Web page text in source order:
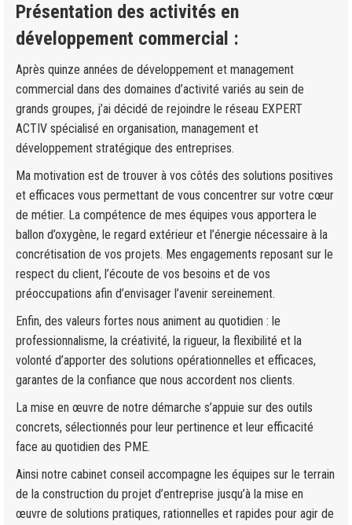
Présentation des activités en
développement commercial :
Après quinze années de développement et management
commercial dans des domaines d’activité variés au sein de
grands groupes, j’ai décidé de rejoindre le réseau EXPERT
ACTIV spécialisé en organisation, management et
développement stratégique des entreprises.
Ma motivation est de trouver à vos côtés des solutions positives
et efficaces vous permettant de vous concentrer sur votre cœur
de métier. La compétence de mes équipes vous apportera le
ballon d’oxygène, le regard extérieur et l’énergie nécessaire à la
concrétisation de vos projets. Mes engagements reposant sur le
respect du client, l’écoute de vos besoins et de vos
préoccupations afin d’envisager l’avenir sereinement.
Enfin, des valeurs fortes nous animent au quotidien : le
professionnalisme, la créativité, la rigueur, la flexibilité et la
volonté d’apporter des solutions opérationnelles et efficaces,
garantes de la confiance que nous accordent nos clients.
La mise en œuvre de notre démarche s’appuie sur des outils
concrets, sélectionnés pour leur pertinence et leur efficacité
face au quotidien des PME.
Ainsi notre cabinet conseil accompagne les équipes sur le terrain
de la construction du projet d’entreprise jusqu’à la mise en
œuvre de solutions pratiques, rationnelles et rapides pour agir de